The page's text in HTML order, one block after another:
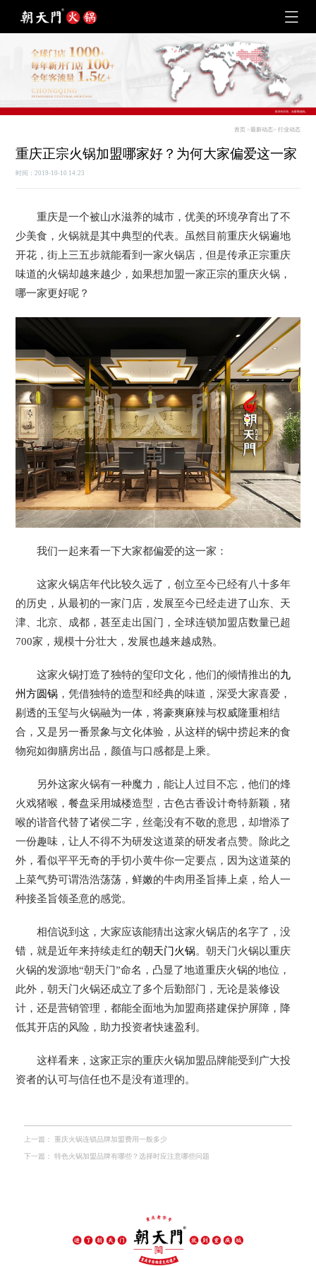
首页 >最新动态> 行业动态
重庆正宗火锅加盟哪家好？为何大家偏爱这一家
时间：2019-10-10 14:23
重庆是一个被山水滋养的城市，优美的环境孕育出了不
少美食，火锅就是其中典型的代表。虽然目前重庆火锅遍地
开花，街上三五步就能看到一家火锅店，但是传承正宗重庆
味道的火锅却越来越少，如果想加盟一家正宗的重庆火锅，
哪一家更好呢？
我们一起来看一下大家都偏爱的这一家：
这家火锅店年代比较久远了，创立至今已经有八十多年
的历史，从最初的一家门店，发展至今已经走进了山东、天
津、北京、成都，甚至走出国门，全球连锁加盟店数量已超
700家，规模十分壮大，发展也越来越成熟。
这家火锅打造了独特的玺印文化，他们的倾情推出的九
州方圆锅 ，凭借独特的造型和经典的味道，深受大家喜爱，
剔透的玉玺与火锅融为一体，将豪爽麻辣与权威隆重相结
合，又是另一番景象与文化体验，从这样的锅中捞起来的食
物宛如御膳房出品，颜值与口感都是上乘。
另外这家火锅有一种魔力，能让人过目不忘，他们的烽
火戏猪喉，餐盘采用城楼造型，古色古香设计奇特新颖，猪
喉的谐音代替了诸侯二字，丝毫没有不敬的意思，却增添了
一份趣味，让人不得不为研发这道菜的研发者点赞。除此之
外，看似平平无奇的手切小黄牛你一定要点，因为这道菜的
上菜气势可谓浩浩荡荡，鲜嫩的牛肉用圣旨捧上桌，给人一
种接圣旨领圣意的感觉。
相信说到这，大家应该能猜出这家火锅店的名字了，没
错，就是近年来持续走红的朝天门火锅。朝天门火锅以重庆
火锅的发源地“朝天门”命名，凸显了地道重庆火锅的地位，
此外，朝天门火锅还成立了多个后勤部门，无论是装修设
计，还是营销管理，都能全面地为加盟商搭建保护屏障，降
低其开店的风险，助力投资者快速盈利。
这样看来，这家正宗的重庆火锅加盟品牌能受到广大投
资者的认可与信任也不是没有道理的。
上一篇： 重庆火锅连锁品牌加盟费用一般多少
下一篇： 特色火锅加盟品牌有哪些？选择时应注意哪些问题